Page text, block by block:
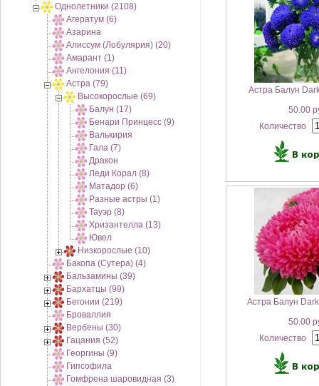
Однолетники (2108)
Агератум (6)
Азарина
Алиссум (Лобулярия) (20)
Амарант (1)
Ангелония (11)
Астра (79)
Высокорослые (69)
Балун (17)
Бенари Принцесс (9)
Валькирия
Гала (7)
Дракон
Леди Корал (8)
Матадор (6)
Разные астры (1)
Тауэр (8)
Хризантелла (13)
Ювел
Низкорослые (10)
Бакопа (Сутера) (4)
Бальзамины (39)
Бархатцы (99)
Бегонии (219)
Броваллия
Вербены (30)
Гацания (52)
Георгины (9)
Гипсофила
Гомфрена шаровидная (3)
Астра Балун
50.00
Количество
Астра Балун
50.00
Количество